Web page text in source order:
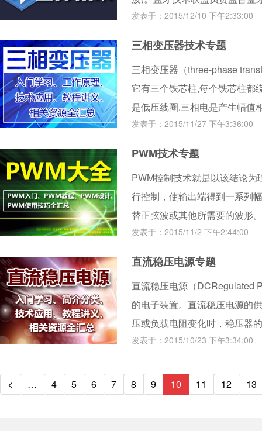
益。制造商的设备必须符合蓝
发表于：2015/12/10 下午2:33:00
三相变压器技术专题
三相变压器（three-phase
它有三个铁芯柱,每个铁芯柱都
是低压线圈.三相电是产生幅值
称为三相发电机；以三相发电
压为380V。相与中心线之间
发表于：2015/11/27 下午3:36:00
PWM技术专题
PWM控制技术就是以该结论
行控制，使输出端得到一系列
替正弦波或其他所需要的波形
改变逆变电路输出电压的大小
发表于：2015/11/2 下午2:44:00
直流稳压电源专题
直流稳压电源（DCRegulated
的电子装置。直流稳压电源的
压或负载电阻变化时，稳压器
随着电子设备向高精度、高稳
发表于：2015/10/23 下午3:34:00
< … 4 5 6 7 8 9 10 11 12 13